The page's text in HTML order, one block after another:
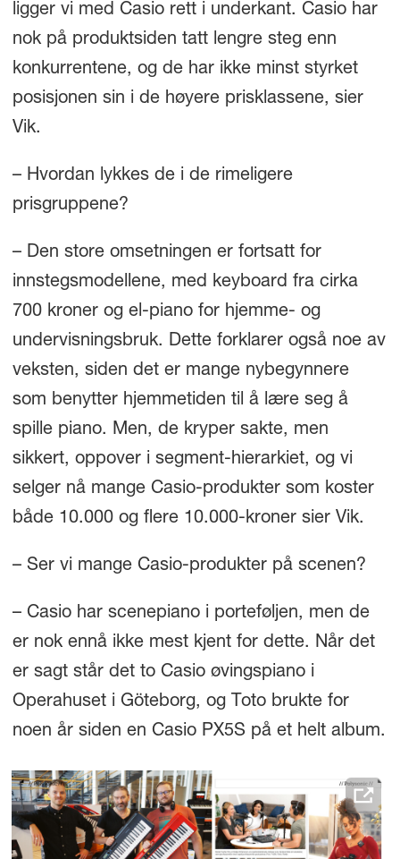
ligger vi med Casio rett i underkant. Casio har
nok på produktsiden tatt lengre steg enn
konkurrentene, og de har ikke minst styrket
posisjonen sin i de høyere prisklassene, sier
Vik.
– Hvordan lykkes de i de rimeligere
prisgruppene?
– Den store omsetningen er fortsatt for
innstegsmodellene, med keyboard fra cirka
700 kroner og el-piano for hjemme- og
undervisningsbruk. Dette forklarer også noe av
veksten, siden det er mange nybegynnere
som benytter hjemmetiden til å lære seg å
spille piano. Men, de kryper sakte, men
sikkert, oppover i segment-hierarkiet, og vi
selger nå mange Casio-produkter som koster
både 10.000 og flere 10.000-kroner sier Vik.
– Ser vi mange Casio-produkter på scenen?
– Casio har scenepiano i porteføljen, men de
er nok ennå ikke mest kjent for dette. Når det
er sagt står det to Casio øvingspiano i
Operahuset i Göteborg, og Toto brukte for
noen år siden en Casio PX5S på et helt album.